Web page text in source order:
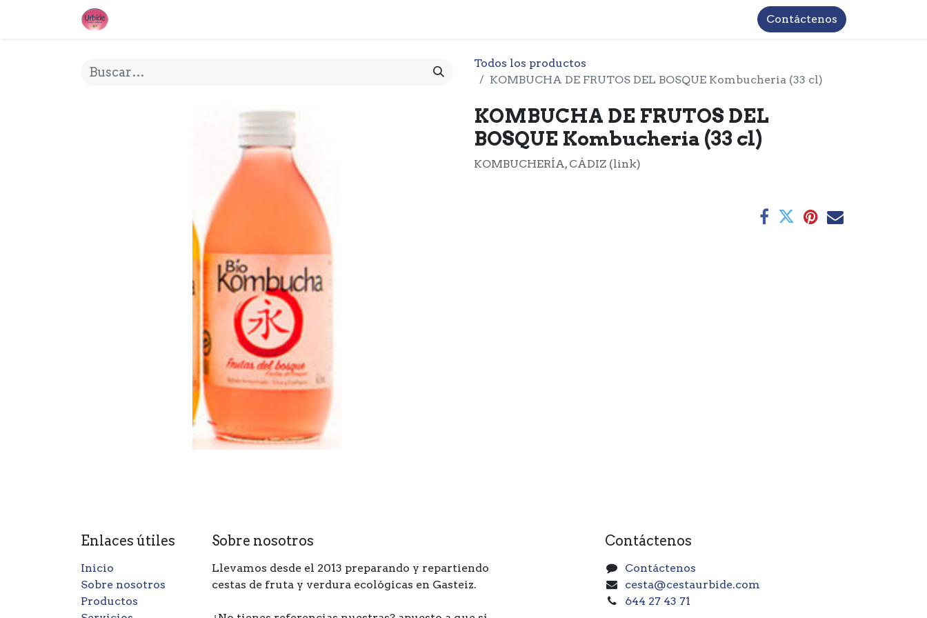
INFORMACIÓN BASICA LOPD
Contáctenos
Todos los productos
KOMBUCHA DE FRUTOS DEL BOSQUE Kombucheria (33 cl)
KOMBUCHA DE FRUTOS DEL
BOSQUE Kombucheria (33 cl)
KOMBUCHERÍA, CÁDIZ (link)
Enlaces útiles
Inicio
Sobre nosotros
Productos
Sobre nosotros
Llevamos desde el 2013 preparando y repartiendo
cestas de fruta y verdura ecológicas en Gasteiz.
Contáctenos
Contáctenos
cesta@cestaurbide.com
644 27 43 71